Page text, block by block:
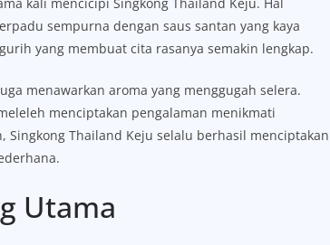
sempurna dengan saus santan yang kaya
yang membuat cita rasanya semakin lengkap.
menawarkan aroma yang menggugah selera.
menciptakan pengalaman menikmati
Singkong Thailand Keju selalu berhasil menciptakan
Utama